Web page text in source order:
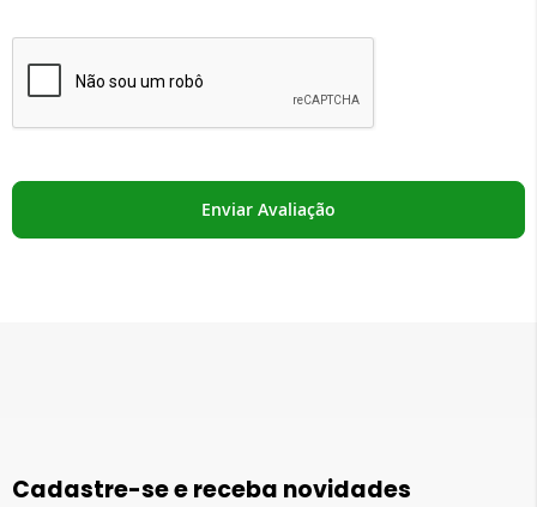
Enviar Avaliação
Cadastre-se e receba novidades